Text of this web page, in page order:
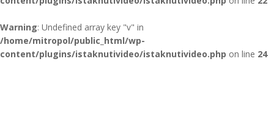
Warning: Undefined array key "v" in
/home/mitropol/public_html/wp-
content/plugins/istaknutivideo/istaknutivideo.php on line 24